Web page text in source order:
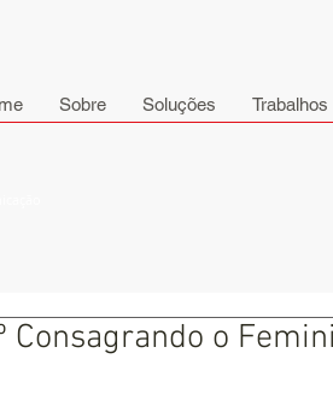
Sobre Soluções Trabalhos
Consagrando o